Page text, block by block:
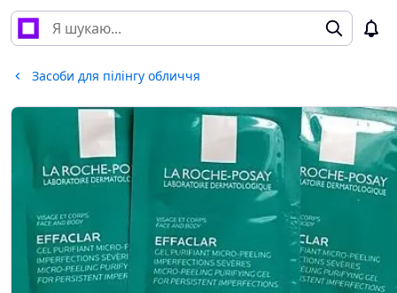
Засоби для пілінгу обличчя